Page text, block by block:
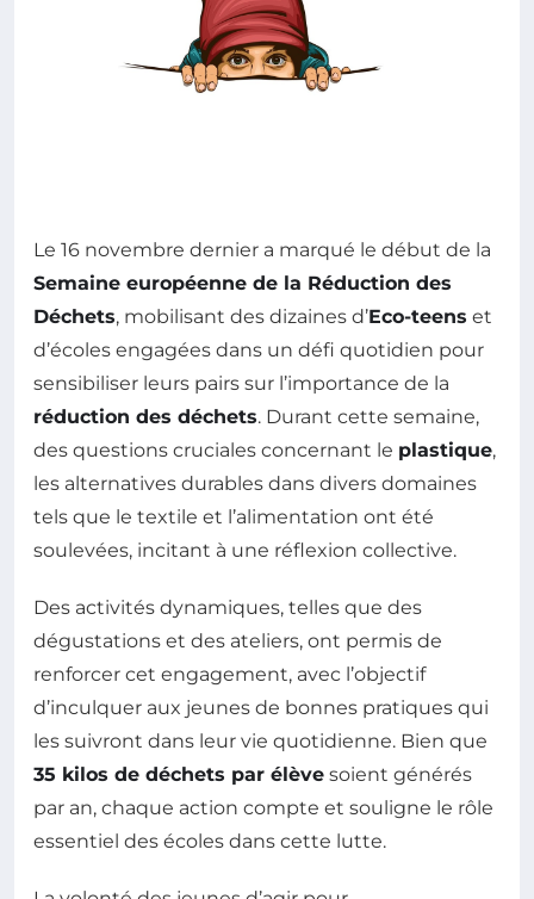
Le 16 novembre dernier a marqué le début de la
Semaine européenne de la Réduction des
Déchets, mobilisant des dizaines d’Eco-teens et
d’écoles engagées dans un défi quotidien pour
sensibiliser leurs pairs sur l’importance de la
réduction des déchets. Durant cette semaine,
des questions cruciales concernant le plastique,
les alternatives durables dans divers domaines
tels que le textile et l’alimentation ont été
soulevées, incitant à une réflexion collective.
Des activités dynamiques, telles que des
dégustations et des ateliers, ont permis de
renforcer cet engagement, avec l’objectif
d’inculquer aux jeunes de bonnes pratiques qui
les suivront dans leur vie quotidienne. Bien que
35 kilos de déchets par élève soient générés
par an, chaque action compte et souligne le rôle
essentiel des écoles dans cette lutte.